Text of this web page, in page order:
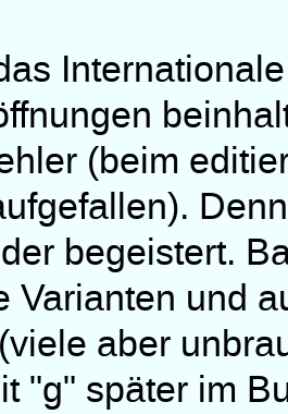
(beim
begeistert.
Varianten und
aber
"g" später im